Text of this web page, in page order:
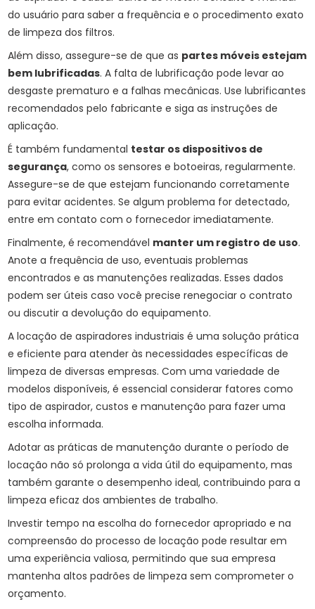
do usuário para saber a frequência e o procedimento exato
de limpeza dos filtros.
Além disso, assegure-se de que as partes móveis estejam
bem lubrificadas. A falta de lubrificação pode levar ao
desgaste prematuro e a falhas mecânicas. Use lubrificantes
recomendados pelo fabricante e siga as instruções de
aplicação.
É também fundamental testar os dispositivos de
segurança, como os sensores e botoeiras, regularmente.
Assegure-se de que estejam funcionando corretamente
para evitar acidentes. Se algum problema for detectado,
entre em contato com o fornecedor imediatamente.
Finalmente, é recomendável manter um registro de uso.
Anote a frequência de uso, eventuais problemas
encontrados e as manutenções realizadas. Esses dados
podem ser úteis caso você precise renegociar o contrato
ou discutir a devolução do equipamento.
A locação de aspiradores industriais é uma solução prática
e eficiente para atender às necessidades específicas de
limpeza de diversas empresas. Com uma variedade de
modelos disponíveis, é essencial considerar fatores como
tipo de aspirador, custos e manutenção para fazer uma
escolha informada.
Adotar as práticas de manutenção durante o período de
locação não só prolonga a vida útil do equipamento, mas
também garante o desempenho ideal, contribuindo para a
limpeza eficaz dos ambientes de trabalho.
Investir tempo na escolha do fornecedor apropriado e na
compreensão do processo de locação pode resultar em
uma experiência valiosa, permitindo que sua empresa
mantenha altos padrões de limpeza sem comprometer o
orçamento.